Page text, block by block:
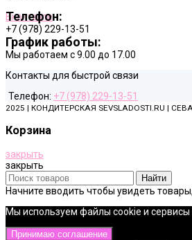
Вконтакте
Телефон:
+7 (978) 229-13-51
График работы:
Мы работаем с 9.00 до 17.00
Контакты для быстрой связи
Телефон: +7 (978) 229-13-51
2025 | КОНДИТЕРСКАЯ SEVSLADOSTI.RU |
Корзина
закрыть
закрыть
Найти
Начните вводить чтобы увидеть
Мы используем файлы cookie и сервисы
Принимаю соглашение